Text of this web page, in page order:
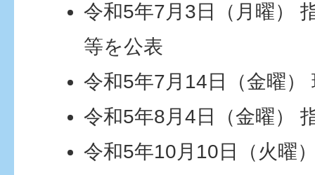
令和5年7月3日（月曜）
等を公表
令和5年7月14日（金曜）
令和5年8月4日（金曜）
令和5年10月10日（火曜